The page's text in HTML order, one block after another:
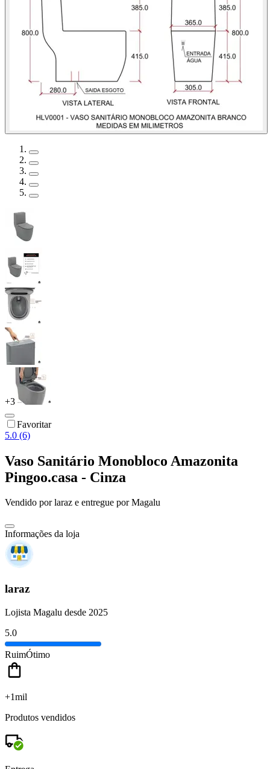
+3
Favoritar
5.0 (6)
Vaso Sanitário Monobloco Amazonita
Pingoo.casa - Cinza
Vendido porlaraz e entregue por Magalu
Informações da loja
laraz
Lojista Magalu desde 2025
5.0
RuimÓtimo
+1mil
Produtos vendidos